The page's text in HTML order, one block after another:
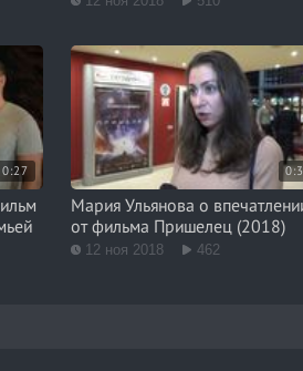
0:27
Мария Ульянова о
от фильма Пришелец (2018)
12 ноя 2018 462